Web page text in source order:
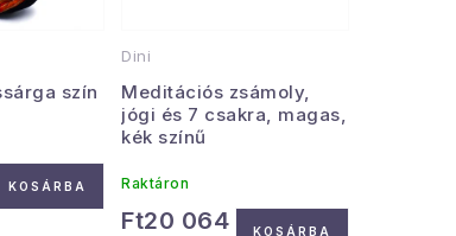
szín
KOSÁRBA
Dini
Meditációs zsámoly,
jógi és 7 csakra, magas,
kék színű
Raktáron
Ft20 064 KOSÁRBA